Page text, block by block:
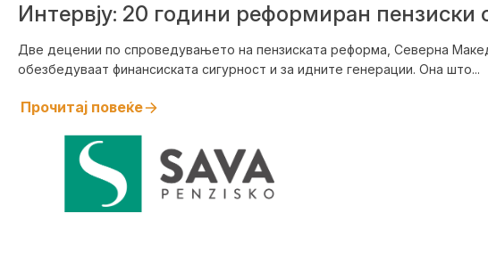
Интервју: 20 години реформиран
Две децении по спроведувањето на пензиската реформа, Северна
обезбедуваат финансиската сигурност и за идните генерации. Она што...
Прочитај повеќе